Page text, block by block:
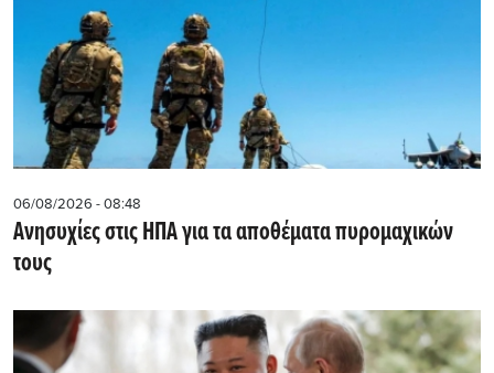
06/08/2026 - 08:48
Ανησυχίες στις ΗΠΑ για τα αποθέματα πυρομαχικών
τους